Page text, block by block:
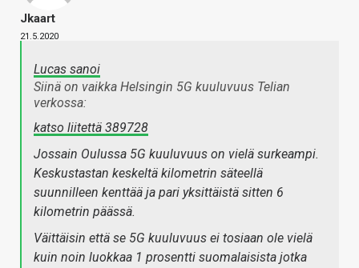
Jkaart
21.5.2020
Lucas sanoi
Siinä on vaikka Helsingin 5G kuuluvuus Telian
verkossa:
katso liitettä 389728
Jossain Oulussa 5G kuuluvuus on vielä surkeampi.
Keskustastan keskeltä kilometrin säteellä
suunnilleen kenttää ja pari yksittäistä sitten 6
kilometrin päässä.
Väittäisin että se 5G kuuluvuus ei tosiaan ole vielä
kuin noin luokkaa 1 prosentti suomalaisista jotka